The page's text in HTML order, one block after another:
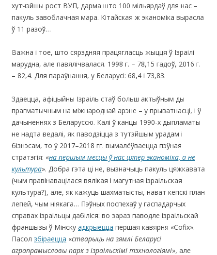
хутчэйшы рост ВУП, дарма што 100 мільярдаў для нас –
пакуль завоблачная мара. Кітайская ж эканоміка вырасла
ў 11 разоў…
Важна і тое, што сярэдняя працягласць жыцця ў Ізраілі
марудна, але павялічвалася. 1998 г. – 78,15 гадоў, 2016 г.
– 82,4. Для параўнання, у Беларусі: 68,4 і 73,83.
Здаецца, афіцыйны Ізраіль стаў больш актыўным ды
прагматычным на міжнароднай арэне – у прыватнасці, і ў
дачыненнях з Беларуссю. Калі ў канцы 1990-х дыпламаты
не надта ведалі, як паводзіцца з тутэйшым урадам і
бізнэсам, то ў 2017–2018 гг. вымалёўваецца пэўная
стратэгія: «на першым месцы ў нас цяпер эканоміка, а не
культура». Добра гэта ці не, вызначыць пакуль цяжкавата
(чым правінавацілася вялікая і магутная ізраільская
культура?), але, як кажуць шахматысты, нават кепскі план
лепей, чым ніякага… Пэўных поспехаў у гаспадарчых
справах ізраільцы дабіліся: во зараз паводле ізраільскай
франшызы ў Мінску адкрыецца першая кавярня «Cofix».
Пасол збіраецца «стварыць на зямлі Беларусі
аграпрамысловы парк з ізраільскімі тэхналогіямі», але